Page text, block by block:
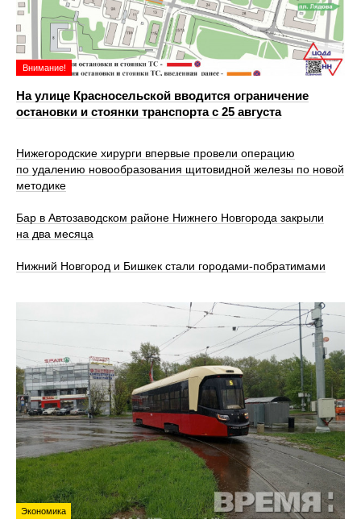
Внимание!
На улице Красносельской вводится ограничение
остановки и стоянки транспорта с 25 августа
Нижегородские хирурги впервые провели операцию
по удалению новообразования щитовидной железы по новой
методике
Бар в Автозаводском районе Нижнего Новгорода закрыли
на два месяца
Нижний Новгород и Бишкек стали городами-побратимами
Экономика